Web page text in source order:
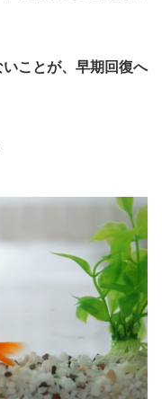
ことが、早期回復へ